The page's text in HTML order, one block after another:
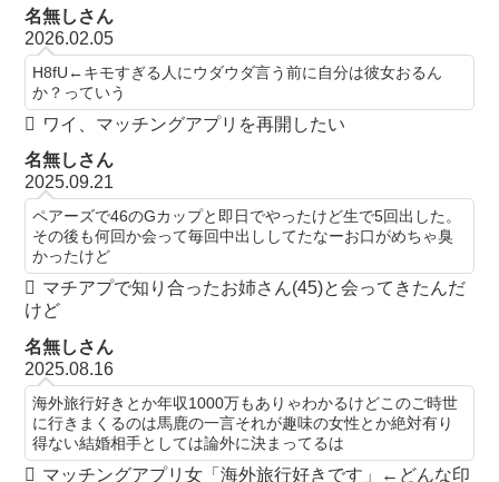
名無しさん
2026.02.05
H8fU←キモすぎる人にウダウダ言う前に自分は彼女おるん
か？っていう
ワイ、マッチングアプリを再開したい
名無しさん
2025.09.21
ペアーズで46のGカップと即日でやったけど生で5回出した。
その後も何回か会って毎回中出ししてたなーお口がめちゃ臭
かったけど
マチアプで知り合ったお姉さん(45)と会ってきたんだ
けど
名無しさん
2025.08.16
海外旅行好きとか年収1000万もありゃわかるけどこのご時世
に行きまくるのは馬鹿の一言それが趣味の女性とか絶対有り
得ない結婚相手としては論外に決まってるは
マッチングアプリ女「海外旅行好きです」←どんな印